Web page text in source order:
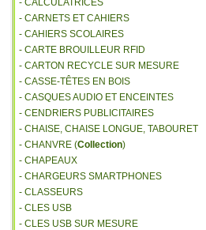
- CALCULATRICES
- CARNETS ET CAHIERS
- CAHIERS SCOLAIRES
- CARTE BROUILLEUR RFID
- CARTON RECYCLE SUR MESURE
- CASSE-TÊTES EN BOIS
- CASQUES AUDIO ET ENCEINTES
- CENDRIERS PUBLICITAIRES
- CHAISE, CHAISE LONGUE, TABOURET
- CHANVRE (Collection)
- CHAPEAUX
- CHARGEURS SMARTPHONES
- CLASSEURS
- CLES USB
- CLES USB SUR MESURE